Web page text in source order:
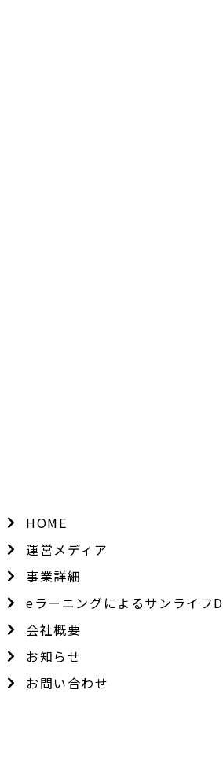
HOME
運営メディア
事業詳細
eラーニングによるサンライフ
会社概要
お知らせ
お問い合わせ